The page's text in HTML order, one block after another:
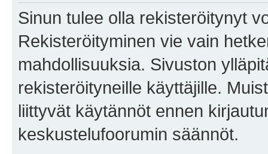
Sinun tulee olla rekisteröitynyt
Rekisteröityminen vie vain
mahdollisuuksia. Sivuston
rekisteröityneille käyttäjille.
liittyvät käytännöt ennen
keskustelufoorumin säännöt.